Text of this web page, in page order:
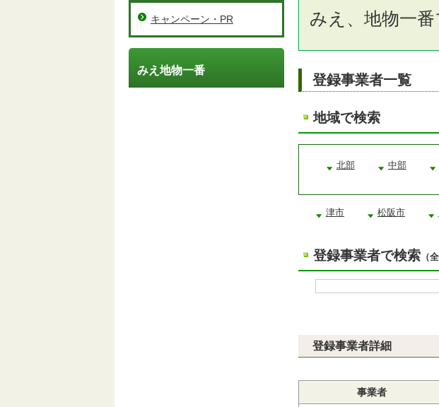
みえ、地物一
登録事業者一覧
地域で検索
北部 中部
津市 松阪市
登録事業者で検索 （
登録事業者詳細
事業者
キャンペーン・PR
みえ地物一番